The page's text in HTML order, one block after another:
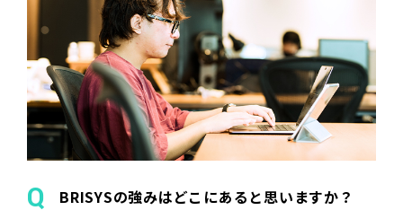
BRISYSの強みはどこにあると思いますか？